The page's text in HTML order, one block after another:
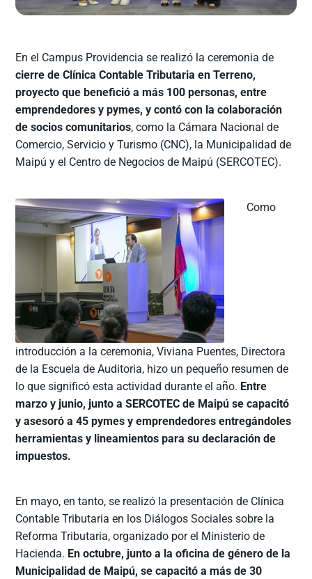
En el Campus Providencia se realizó la ceremonia de
cierre de Clínica Contable Tributaria en Terreno,
proyecto que benefició a más 100 personas, entre
emprendedores y pymes, y contó con la colaboración
de socios comunitarios, como la Cámara Nacional de
Comercio, Servicio y Turismo (CNC), la Municipalidad de
Maipú y el Centro de Negocios de Maipú (SERCOTEC).
Como
introducción a la ceremonia, Viviana Puentes, Directora
de la Escuela de Auditoria, hizo un pequeño resumen de
lo que significó esta actividad durante el año. Entre
marzo y junio, junto a SERCOTEC de Maipú se capacitó
y asesoró a 45 pymes y emprendedores entregándoles
herramientas y lineamientos para su declaración de
impuestos.
En mayo, en tanto, se realizó la presentación de Clínica
Contable Tributaria en los Diálogos Sociales sobre la
Reforma Tributaria, organizado por el Ministerio de
Hacienda. En octubre, junto a la oficina de género de la
Municipalidad de Maipú, se capacitó a más de 30